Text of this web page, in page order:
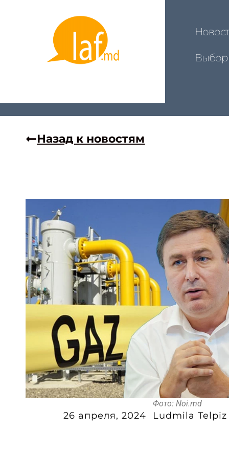
Назад к новостям
Фото: Noi.md
26 апреля, 2024 Ludmila Telpiz